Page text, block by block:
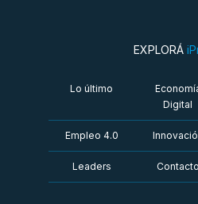
EXPLORÁ
Lo último
Digital
Empleo 4.0
Leaders Contacto